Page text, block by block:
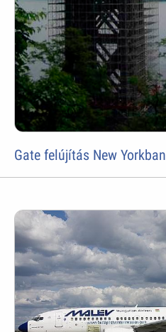
Gate felújítás New Yorkban